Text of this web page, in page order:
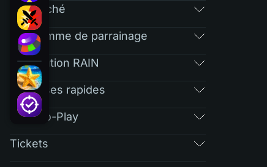
Le marché
Programme de parrainage
Distribution RAIN
Réponses rapides
Free-To-Play
Tickets